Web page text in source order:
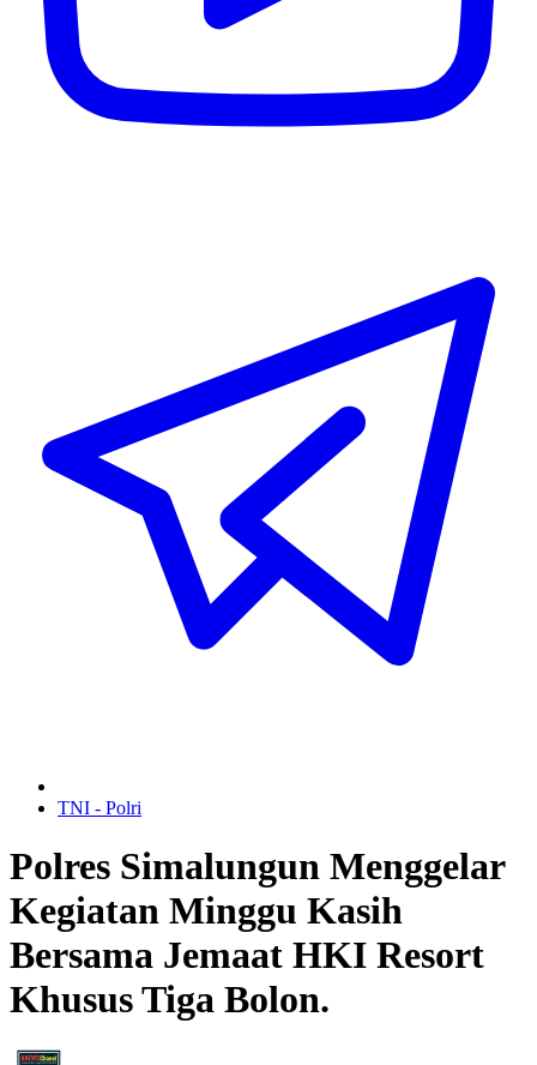
TNI - Polri
Polres Simalungun Menggelar
Kegiatan Minggu Kasih
Bersama Jemaat HKI Resort
Khusus Tiga Bolon.